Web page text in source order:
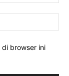
di browser ini